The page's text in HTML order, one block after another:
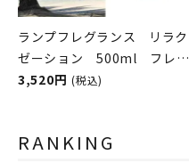
ランプフレグランス リラク
ゼーション 500ml フレグ
ランスランプ用オイル
3,520円 (税込)
RANKING